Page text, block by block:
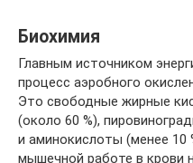
Биохимия
Главным источником
процесс аэробного
Это свободные жирные
(около 60 %),
и аминокислоты (менее 10
мышечной работе в крови